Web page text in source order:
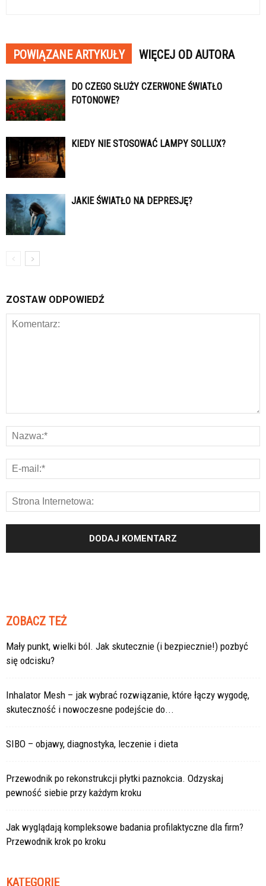
POWIĄZANE ARTYKUŁY WIĘCEJ OD AUTORA
DO CZEGO SŁUŻY CZERWONE ŚWIATŁO
FOTONOWE?
KIEDY NIE STOSOWAĆ LAMPY SOLLUX?
JAKIE ŚWIATŁO NA DEPRESJĘ?
ZOSTAW ODPOWIEDŹ
ZOBACZ TEŻ
Mały punkt, wielki ból. Jak skutecznie (i bezpiecznie!) pozbyć
się odcisku?
Inhalator Mesh – jak wybrać rozwiązanie, które łączy wygodę,
skuteczność i nowoczesne podejście do...
SIBO – objawy, diagnostyka, leczenie i dieta
Przewodnik po rekonstrukcji płytki paznokcia. Odzyskaj
pewność siebie przy każdym kroku
Jak wyglądają kompleksowe badania profilaktyczne dla firm?
Przewodnik krok po kroku
KATEGORIE